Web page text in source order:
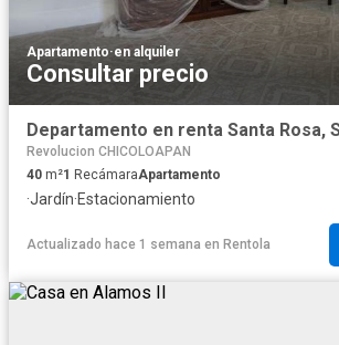
Apartamento·en alquiler
Consultar precio
Revolucion CHICOLOAPAN
40 m²1 RecámaraApartamento
·Jardín·Estacionamiento
Actualizado hace 1 semana en Rentola